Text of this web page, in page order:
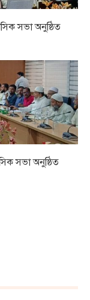
সভা অনুষ্ঠিত
সভা অনুষ্ঠিত